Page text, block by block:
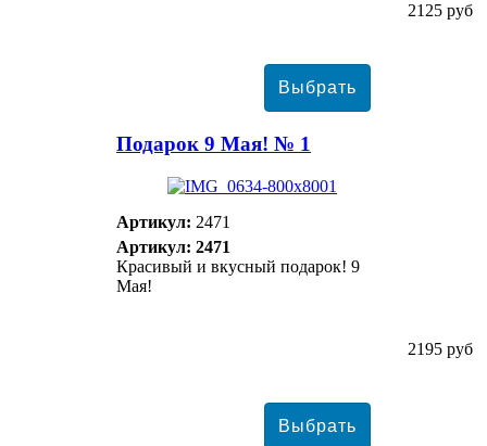
2125 руб
Подарок 9 Мая! № 1
Артикул: 2471
Артикул: 2471
Красивый и вкусный подарок! 9
Мая!
2195 руб